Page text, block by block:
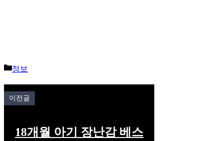
Categories
정보
이전글
18개월 아기 장난감 베스